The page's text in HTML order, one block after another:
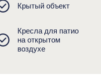
Крытый объект
Кресла для патио
на открытом
воздухе